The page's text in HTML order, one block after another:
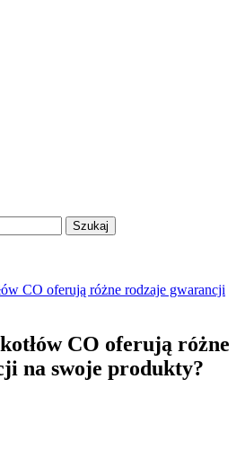
CO oferują różne rodzaje gwarancji
CO oferują różne
na swoje produkty?